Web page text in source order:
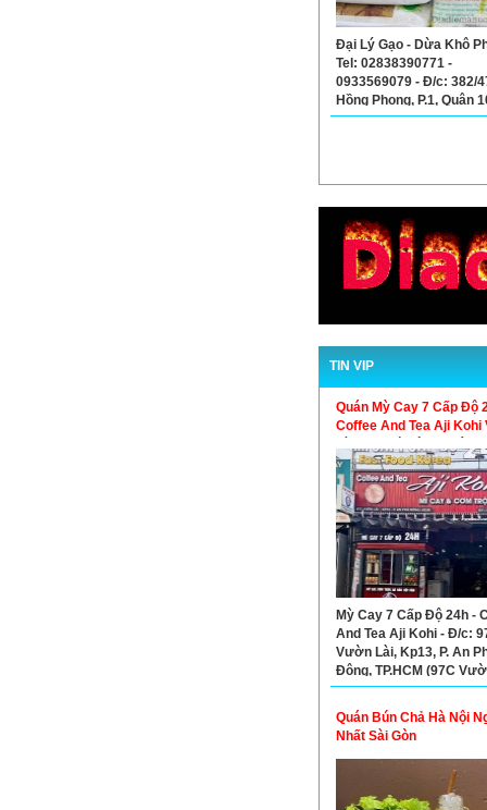
Đại Lý Gạo - Dừa Khô
Tel: 02838390771 -
0933569079 - Đ/c: 382/
Hồng Phong, P.1, Quận
TIN VIP
Quán Mỳ Cay 7 Cấp Độ
Coffee And Tea Aji Kohi
Mỳ Cay 7 Cấp Độ 24h -
And Tea Aji Kohi - Đ/c:
Vườn Lài, Kp13, P. An
Đông, TP.HCM (97C
Kp13, P. An Phú Đông,
12) - Tel: 0328934938
Quán Bún Chả Hà Nội
Nhất Sài Gòn